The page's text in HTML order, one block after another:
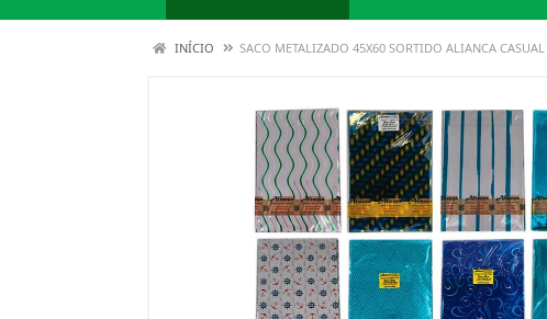
INÍCIO SACO METALIZADO 45X60 SORTIDO ALIANCA CASUAL